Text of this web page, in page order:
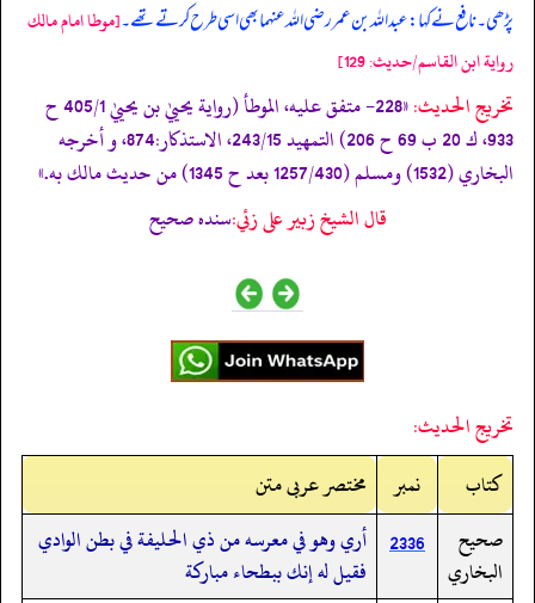
پڑھی۔ نافع نے کہا: عبداللہ بن عمر رضی اللہ عنہما بھی اسی طرح کرتے تھے۔[موطا امام مالك
رواية ابن القاسم/حدیث: 129]
تخریج الحدیث:
«228- متفق عليه، الموطأ (رواية يحييٰ بن يحييٰ 405/1 ح
933، ك 20 ب 69 ح 206) التمهيد 243/15، الاستذكار:874، و أخرجه
البخاري (1532) ومسلم (1257/430 بعد ح 1345) من حديث مالك به.»
قال الشيخ زبير على زئي:سنده صحيح
تخريج الحديث:
کتاب
نمبر
مختصر عربی متن
صحيح
البخاري
2336 أري وهو في معرسه من ذي الحليفة في بطن الوادي
فقيل له إنك ببطحاء مباركة